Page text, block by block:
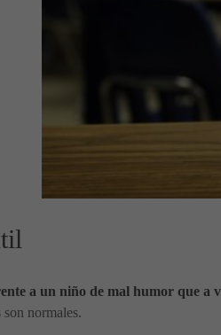
a un niño de mal humor que a
normales.